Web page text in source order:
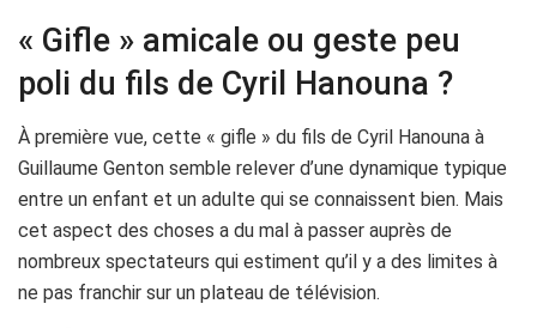
« Gifle » amicale ou geste peu
poli du fils de Cyril Hanouna ?
À première vue, cette « gifle » du fils de Cyril Hanouna à
Guillaume Genton semble relever d’une dynamique typique
entre un enfant et un adulte qui se connaissent bien. Mais
cet aspect des choses a du mal à passer auprès de
nombreux spectateurs qui estiment qu’il y a des limites à
ne pas franchir sur un plateau de télévision.